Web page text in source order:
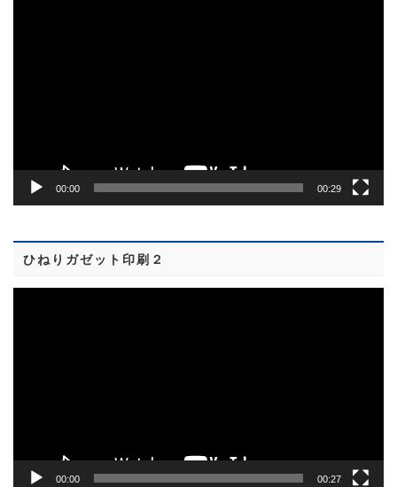
00:00 00:29
ひねりガゼット印刷２
00:00 00:27